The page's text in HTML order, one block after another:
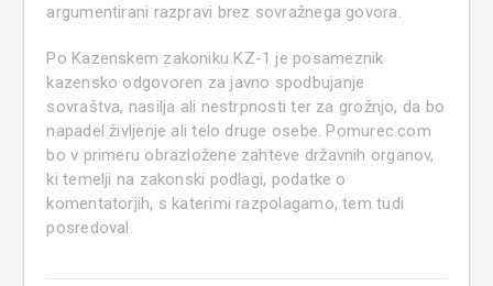
argumentirani razpravi brez sovražnega govora.
Po Kazenskem zakoniku KZ-1 je posameznik
kazensko odgovoren za javno spodbujanje
sovraštva, nasilja ali nestrpnosti ter za grožnjo, da bo
napadel življenje ali telo druge osebe. Pomurec.com
bo v primeru obrazložene zahteve državnih organov,
ki temelji na zakonski podlagi, podatke o
komentatorjih, s katerimi razpolagamo, tem tudi
posredoval.